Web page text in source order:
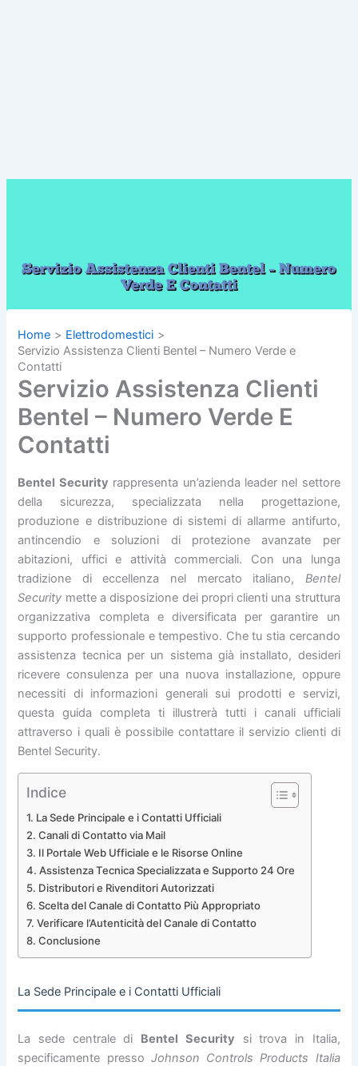
Home
Elettrodomestici
Servizio Assistenza Clienti Bentel – Numero Verde e
Contatti
Servizio Assistenza Clienti
Bentel – Numero Verde E
Contatti
Bentel Security rappresenta un’azienda leader nel settore
della sicurezza, specializzata nella progettazione,
produzione e distribuzione di sistemi di allarme antifurto,
antincendio e soluzioni di protezione avanzate per
abitazioni, uffici e attività commerciali. Con una lunga
tradizione di eccellenza nel mercato italiano, Bentel
Security mette a disposizione dei propri clienti una struttura
organizzativa completa e diversificata per garantire un
supporto professionale e tempestivo. Che tu stia cercando
assistenza tecnica per un sistema già installato, desideri
ricevere consulenza per una nuova installazione, oppure
necessiti di informazioni generali sui prodotti e servizi,
questa guida completa ti illustrerà tutti i canali ufficiali
attraverso i quali è possibile contattare il servizio clienti di
Bentel Security.
Indice
La Sede Principale e i Contatti Ufficiali
Canali di Contatto via Mail
Il Portale Web Ufficiale e le Risorse Online
Assistenza Tecnica Specializzata e Supporto 24 Ore
Distributori e Rivenditori Autorizzati
Scelta del Canale di Contatto Più Appropriato
Verificare l’Autenticità del Canale di Contatto
Conclusione
La Sede Principale e i Contatti Ufficiali
La sede centrale di Bentel Security si trova in Italia,
specificamente presso Johnson Controls Products Italia